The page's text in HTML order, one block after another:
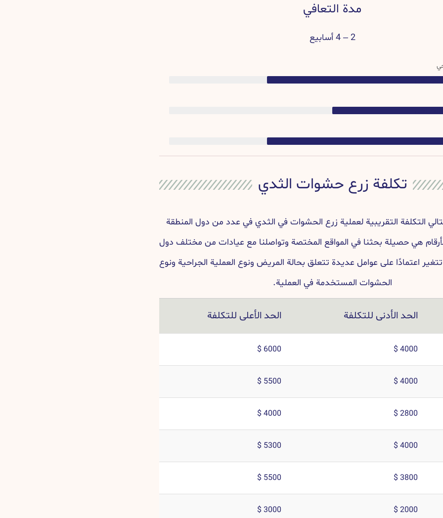
مدة التعافي
2 – 4 أسابيع
تكلفة زرع حشوات الثدي
التكلفة التقريبية لعملية زرع الحشوات في الثدي في عدد من دول المنطقة
هي حصيلة بحثنا في المواقع المختصة وتواصلنا مع عيادات من مختلف دول
اعتمادًا على عوامل عديدة تتعلق بحالة المريض ونوع العملية الجراحية ونوع
الحشوات المستخدمة في العملية.
الحد الأدنى للتكلفة الحد الأعلى للتكلفة
4000 $
6000 $
4000 $
5500 $
2800 $
4000 $
4000 $
5300 $
3800 $
5500 $
2000 $
3000 $